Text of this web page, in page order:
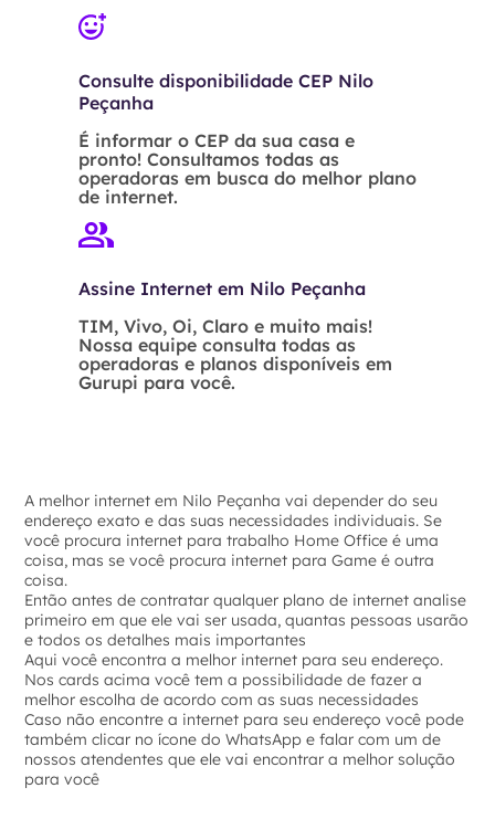
Consulte disponibilidade CEP Nilo
Peçanha
É informar o CEP da sua casa e
pronto! Consultamos todas as
operadoras em busca do melhor plano
de internet.
Assine Internet em Nilo Peçanha
TIM, Vivo, Oi, Claro e muito mais!
Nossa equipe consulta todas as
operadoras e planos disponíveis em
Gurupi para você.
A melhor internet em Nilo Peçanha vai depender do seu
endereço exato e das suas necessidades individuais. Se
você procura internet para trabalho Home Office é uma
coisa, mas se você procura internet para Game é outra
coisa.
Então antes de contratar qualquer plano de internet analise
primeiro em que ele vai ser usada, quantas pessoas usarão
e todos os detalhes mais importantes
Aqui você encontra a melhor internet para seu endereço.
Nos cards acima você tem a possibilidade de fazer a
melhor escolha de acordo com as suas necessidades
Caso não encontre a internet para seu endereço você pode
também clicar no ícone do WhatsApp e falar com um de
nossos atendentes que ele vai encontrar a melhor solução
para você